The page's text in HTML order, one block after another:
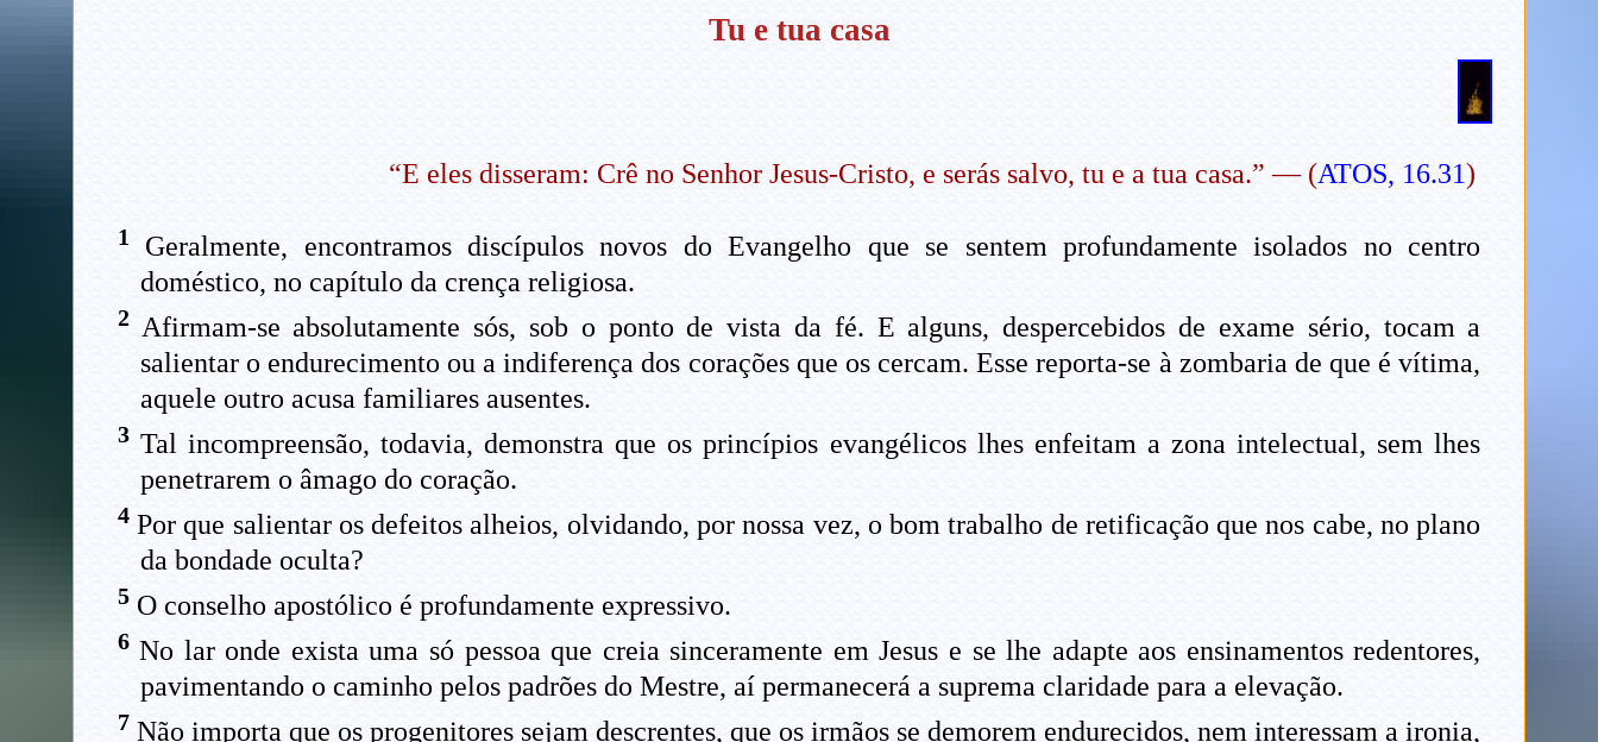
Tu e tua casa
“E eles disseram: Crê no Senhor Jesus-Cristo, e serás salvo, tu e a tua casa.” — (ATOS, 16.31)
1
Geralmente, encontramos discípulos novos do Evangelho que se sentem profundamente isolados no centro
doméstico, no capítulo da crença religiosa.
2Afirmam-se absolutamente sós, sob o ponto de vista da fé. E alguns, despercebidos de exame sério, tocam a
salientar o endurecimento ou a indiferença dos corações que os cercam. Esse reporta-se à zombaria de que é vítima,
aquele outro acusa familiares ausentes.
3Tal incompreensão, todavia, demonstra que os princípios evangélicos lhes enfeitam a zona intelectual, sem lhes
penetrarem o âmago do coração.
4Por que salientar os defeitos alheios, olvidando, por nossa vez, o bom trabalho de retificação que nos cabe, no plano
da bondade oculta?
5O conselho apostólico é profundamente expressivo.
6No lar onde exista uma só pessoa que creia sinceramente em Jesus e se lhe adapte aos ensinamentos redentores,
pavimentando o caminho pelos padrões do Mestre, aí permanecerá a suprema claridade para a elevação.
7 Não importa que os progenitores sejam descrentes, que os irmãos se demorem endurecidos, nem interessam a ironia,